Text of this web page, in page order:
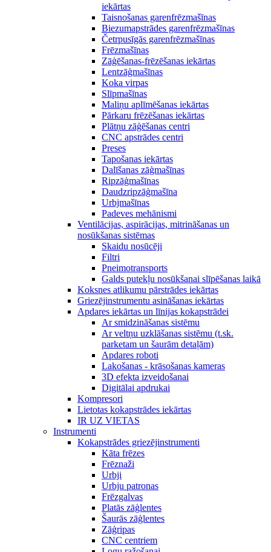
iekārtas
Taisnošanas garenfrēzmašīnas
Biezumapstrādes garenfrēzmašīnas
Četrpusīgās garenfrēzmašīnas
Frēzmašīnas
Zāģēšanas-frēzēšanas iekārtas
Lentzāģmašīnas
Koka virpas
Slīpmašīnas
Maliņu aplīmēšanas iekārtas
Pārkaru frēzēšanas iekārtas
Plātņu zāģēšanas centri
CNC apstrādes centri
Preses
Tapošanas iekārtas
Dalīšanas zāģmašīnas
Ripzāģmašīnas
Daudzripzāģmašīna
Urbjmašīnas
Padeves mehānismi
Ventilācijas, aspirācijas, mitrināšanas un
nosūkšanas sistēmas
Skaidu nosūcēji
Filtri
Pneimotransports
Galds putekļu nosūkšanai slīpēšanas laikā
Koksnes atlikumu pārstrādes iekārtas
Griezējinstrumentu asināšanas iekārtas
Apdares iekārtas un līnijas kokapstrādei
Ar smidzināšanas sistēmu
Ar veltņu uzklāšanas sistēmu (t.sk.
parketam un šaurām detaļām)
Apdares roboti
Lakošanas - krāsošanas kameras
3D efekta izveidošanai
Digitālai apdrukai
Kompresori
Lietotas kokapstrādes iekārtas
IR UZ VIETAS
Instrumenti
Kokapstrādes griezējinstrumenti
Kāta frēzes
Frēznaži
Urbji
Urbju patronas
Frēzgalvas
Platās zāģlentes
Šaurās zāģlentes
Zāģripas
CNC centriem